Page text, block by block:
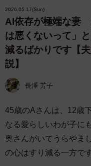
2026.05.17(Sun)
AI依存が極端な妻
は悪くないって」
減るばかりです【
説】
長澤 芳子
45歳のAさんは、12歳
なる愛らしいわが子に
奥さんがいてうらやま
の心はすり減る一方です